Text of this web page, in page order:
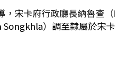
宋卡府行政廳長納魯查
）調至隸屬於宋